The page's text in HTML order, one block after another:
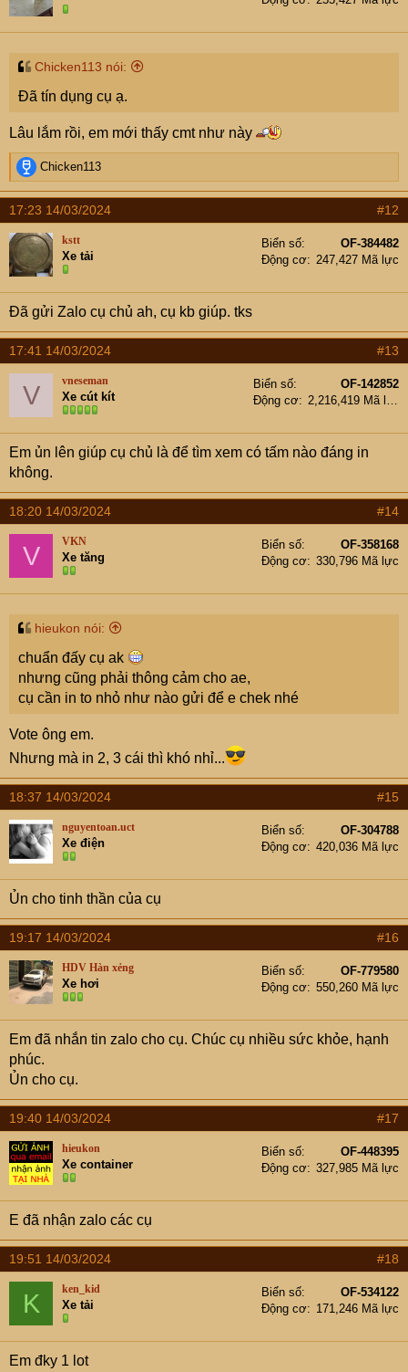
Chicken113 nói:
Đã tín dụng cụ ạ.
Lâu lắm rồi, em mới thấy cmt như này
R
e
a
c
t
i
o
n
s
:
Chicken113
17:23 14/03/2024 #12
kstt
Xe tải
Biển số
OF-384482
Động cơ
247,427 Mã lực
Đã gửi Zalo cụ chủ ah, cụ kb giúp. tks
17:41 14/03/2024 #13
V vneseman
Xe cút kít
Biển số
OF-142852
Động cơ
2,216,419 Mã lực
Em ủn lên giúp cụ chủ là để tìm xem có tấm nào đáng in
không.
18:20 14/03/2024 #14
V VKN
Xe tăng
Biển số
OF-358168
Động cơ
330,796 Mã lực
hieukon nói:
chuẩn đấy cụ ak
nhưng cũng phải thông cảm cho ae,
cụ cần in to nhỏ như nào gửi để e chek nhé
Vote ông em.
Nhưng mà in 2, 3 cái thì khó nhỉ...
18:37 14/03/2024 #15
nguyentoan.uct
Xe điện
Biển số
OF-304788
Động cơ
420,036 Mã lực
Ủn cho tinh thần của cụ
19:17 14/03/2024 #16
HDV Hàn xẻng
Xe hơi
Biển số
OF-779580
Động cơ
550,260 Mã lực
Em đã nhắn tin zalo cho cụ. Chúc cụ nhiều sức khỏe, hạnh
phúc.
Ủn cho cụ.
19:40 14/03/2024 #17
hieukon
Xe container
Biển số
OF-448395
Động cơ
327,985 Mã lực
E đã nhận zalo các cụ
19:51 14/03/2024 #18
K ken_kid
Xe tải
Biển số
OF-534122
Động cơ
171,246 Mã lực
Em đky 1 lot